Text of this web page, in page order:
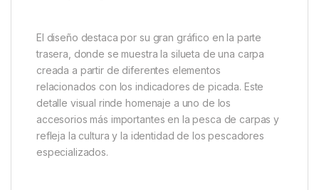
carpfishing moderno
LaFox Camiseta Khaki Indicator T – Talla S
prenda diseñada especialmente para los
apasionados de la pesca de carpas que buscan
combinar comodidad, estilo y funcionalidad.
Fabricada por la reconocida marcaFox International
esta camiseta representa perfectamente el espíritu